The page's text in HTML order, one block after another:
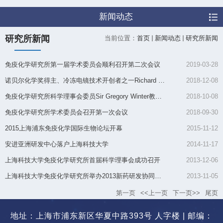
新闻动态
当前位置： 首页 新闻动态 研究所新闻
研究所新闻
免疫化学研究所第一届学术委员会顺利召开第二次会议 2019-03-28
诺贝尔化学奖得主、冷冻电镜技术开创者之一Richard Henderson访... 2018-12-08
免疫化学研究所科学理事会委员Sir Gregory Winter教授分享2018年... 2018-10-08
免疫化学研究所学术委员会召开第一次会议 2018-09-30
2015上海浦东免疫化学国际生物论坛开幕 2015-11-12
安进亚洲研发中心落户上海科技大学 2014-11-17
上海科技大学免疫化学研究所首届科学理事会成功召开 2013-12-06
上海科技大学免疫化学研究所举办2013新药研发协同合作前沿论坛 2013-11-05
第一页 <<上一页 下一页>> 尾页
地址：上海市浦东新区华夏中路393号 人字楼 | 邮编：